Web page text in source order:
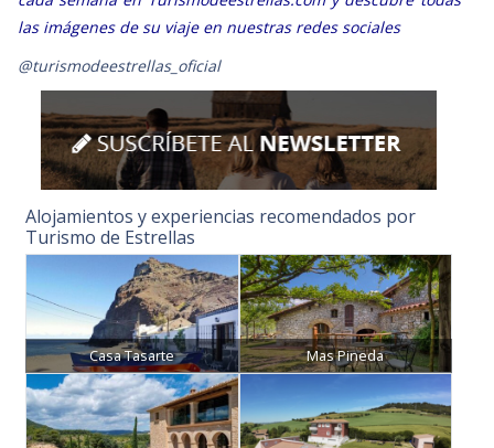
@turismodeestrellas_oficial
Alojamientos y experiencias recomendados por
Turismo de Estrellas
Casa Tasarte Mas Pineda
Mas de la Costa Finca Sotomar